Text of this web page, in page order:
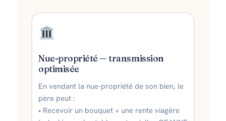
Nue-propriété — transmission
optimisée
En vendant la nue-propriété de son bien, le
père peut :
• Recevoir un bouquet + une rente viagère